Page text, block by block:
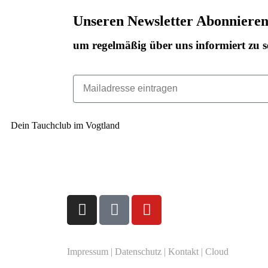
Unseren Newsletter Abonnieren
um regelmäßig über uns informiert zu
Dein Tauchclub im Vogtland
Impressum | Datenschutz | Kontakt | Cloud